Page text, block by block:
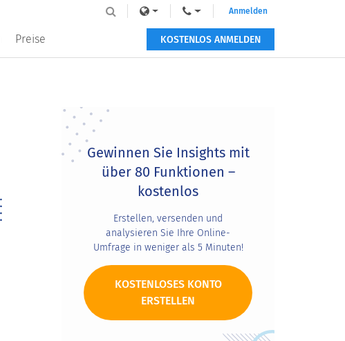
Preise
Anmelden
KOSTENLOS ANMELDEN
Primary
Sidebar
Gewinnen Sie Insights mit
über 80 Funktionen –
kostenlos
Erstellen, versenden und
analysieren Sie Ihre Online-
Umfrage in weniger als 5 Minuten!
KOSTENLOSES KONTO
ERSTELLEN